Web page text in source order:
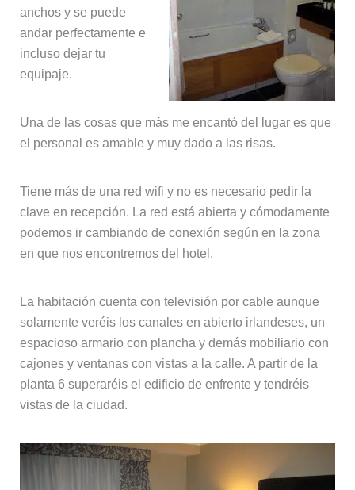
anchos y se puede
andar perfectamente e
incluso dejar tu
equipaje.
Una de las cosas que más me encantó del lugar es que
el personal es amable y muy dado a las risas.
Tiene más de una red wifi y no es necesario pedir la
clave en recepción. La red está abierta y cómodamente
podemos ir cambiando de conexión según en la zona
en que nos encontremos del hotel.
La habitación cuenta con televisión por cable aunque
solamente veréis los canales en abierto irlandeses, un
espacioso armario con plancha y demás mobiliario con
cajones y ventanas con vistas a la calle. A partir de la
planta 6 superaréis el edificio de enfrente y tendréis
vistas de la ciudad.